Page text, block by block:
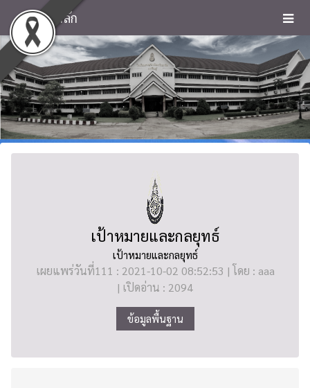
หน้าหลัก
เป้าหมายและกลยุทธ์
เป้าหมายและกลยุทธ์
เผยแพร่วันที่111 : 2021-10-02 08:52:53 | โดย : aaa
| เปิดอ่าน : 2094
ข้อมูลพื้นฐาน